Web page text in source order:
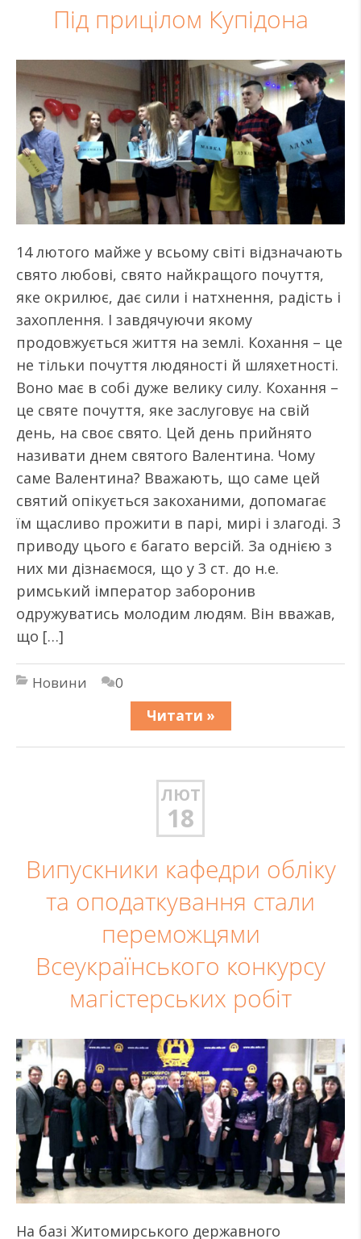
Під прицілом Купідона
14 лютого майже у всьому світі відзначають
свято любові, свято найкращого почуття,
яке окрилює, дає сили і натхнення, радість і
захоплення. І завдячуючи якому
продовжується життя на землі. Кохання – це
не тільки почуття людяності й шляхетності.
Воно має в собі дуже велику силу. Кохання –
це святе почуття, яке заслуговує на свій
день, на своє свято. Цей день прийнято
називати днем святого Валентина. Чому
саме Валентина? Вважають, що саме цей
святий опікується закоханими, допомагає
їм щасливо прожити в парі, мирі і злагоді. З
приводу цього є багато версій. За однією з
них ми дізнаємося, що у 3 ст. до н.е.
римський імператор заборонив
одружуватись молодим людям. Він вважав,
що […]
Новини
0
Читати »
ЛЮТ
18
Випускники кафедри обліку
та оподаткування стали
переможцями
Всеукраїнського конкурсу
магістерських робіт
На базі Житомирського державного